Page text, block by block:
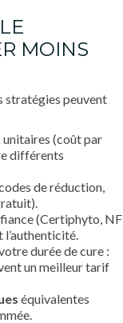
MOINS
stratégies peuvent
unitaires (coût par
différents
de réduction,
(Certiphyto, NF
durée de cure :
un meilleur tarif
équivalentes